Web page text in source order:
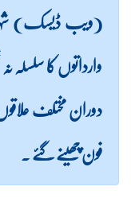
(ویب ڈیسک) شہر
فون چھینے گئے ۔